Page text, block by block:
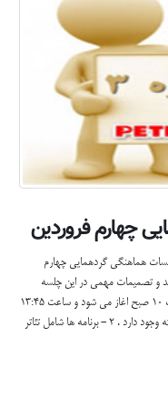
بهمن 1391 یکی دیگر از جلسات هماهنگی گردهمایی چهارم
و تصمیمات مهمی در این چلسه
گرفته شد که ماحصل ان چنین است : 1 - برنامه راس ساعت 10 صبح اغاز می شود و ساعت 13:45
به پایان می رسد . البته در خلال برنامه یک انتراکت نیم ساعته وجود دارد . 2 - برنامه ها شامل تئاتر